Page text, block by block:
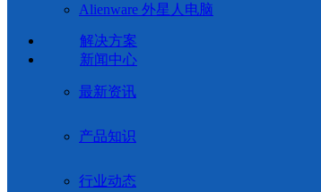
Alienware 外星人电脑
解决方案
新闻中心
最新资讯
产品知识
行业动态